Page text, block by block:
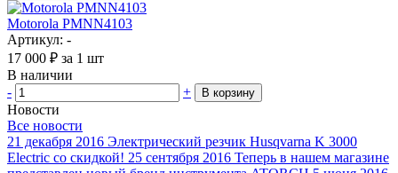
Motorola PMNN4103
Артикул: -
17 000 ₽ за 1 шт
В наличии
-
+ В корзину
Новости
Все новости
21 декабря 2016 Электрический резчик Husqvarna K 3000
Electric со скидкой! 25 сентября 2016 Теперь в нашем магазине